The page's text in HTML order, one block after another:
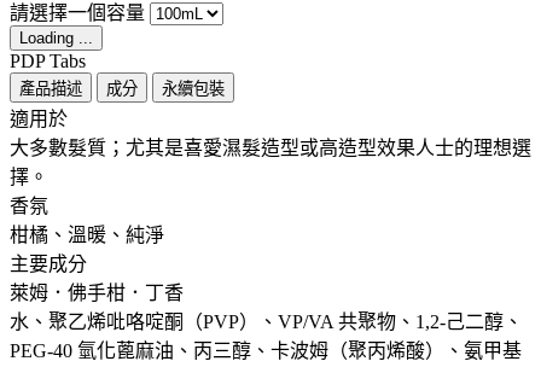
請選擇一個容量
Loading ...
PDP Tabs
產品描述 成分 永續包裝
適用於 ​ ​
大多數髮質；尤其是喜愛濕髮造型或高造型效果人士的理想選
擇。
香氛 ​
柑橘、溫暖、純淨
主要成分 ​
萊姆．佛手柑．丁香
水、聚乙烯吡咯啶酮（PVP）、VP/VA 共聚物、1,2-己二醇、
PEG-40 氫化蓖麻油、丙三醇、卡波姆（聚丙烯酸）、氨甲基